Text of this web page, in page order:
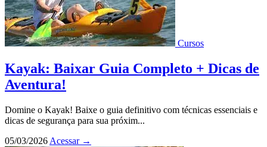
Cursos
Kayak: Baixar Guia Completo + Dicas de
Aventura!
Domine o Kayak! Baixe o guia definitivo com técnicas essenciais e
dicas de segurança para sua próxim...
05/03/2026 Acessar →